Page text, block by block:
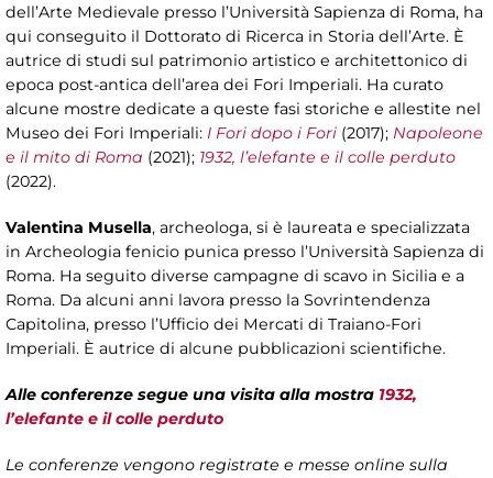
dell’Arte Medievale presso l’Università Sapienza di Roma, ha
qui conseguito il Dottorato di Ricerca in Storia dell’Arte. È
autrice di studi sul patrimonio artistico e architettonico di
epoca post-antica dell’area dei Fori Imperiali. Ha curato
alcune mostre dedicate a queste fasi storiche e allestite nel
Museo dei Fori Imperiali: I Fori dopo i Fori (2017); Napoleone
e il mito di Roma (2021); 1932, l’elefante e il colle perduto
(2022).
Valentina Musella, archeologa, si è laureata e specializzata
in Archeologia fenicio punica presso l’Università Sapienza di
Roma. Ha seguito diverse campagne di scavo in Sicilia e a
Roma. Da alcuni anni lavora presso la Sovrintendenza
Capitolina, presso l’Ufficio dei Mercati di Traiano-Fori
Imperiali. È autrice di alcune pubblicazioni scientifiche.
Alle conferenze segue una visita alla mostra 1932,
l’elefante e il colle perduto
Le conferenze vengono registrate e messe online sulla